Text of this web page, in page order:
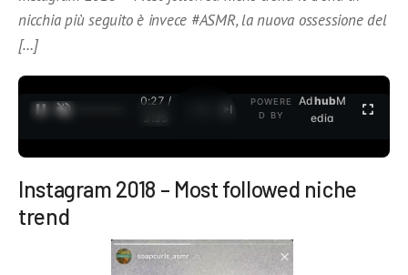
nicchia più seguito è invece #ASMR, la nuova ossessione del
[…]
0:27 /
3:35
POWERE
D BY
AdhubM
edia
Instagram 2018 – Most followed niche
trend